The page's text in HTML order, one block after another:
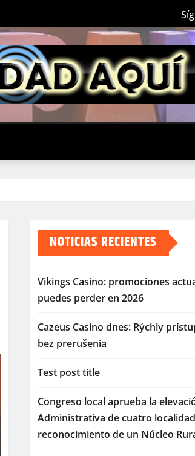
NOTICIAS RECIENTES
Vikings Casino: promociones
puedes perder en 2026
Cazeus Casino dnes: Rýchly
bez prerušenia
Test post title
Congreso local aprueba la
Administrativa de cuatro
reconocimiento de un Núcleo